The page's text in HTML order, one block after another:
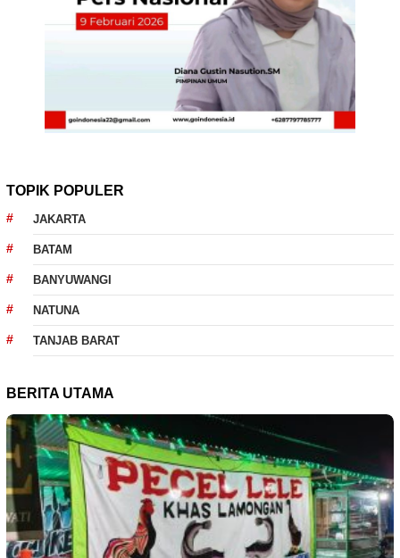
TOPIK POPULER
JAKARTA
BATAM
BANYUWANGI
NATUNA
TANJAB BARAT
BERITA UTAMA